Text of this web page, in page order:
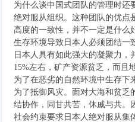
为什么谈中国式团队的管理时还
绝对服从组织。这种团队的优点
高度的一致性，并不一定是什么
生存环境导致日本人必须团结一
日本人具有如此强大的凝聚力
15%左右，矿产资源贫乏，而且
为了在恶劣的自然环境中生存下
为了抵御风灾。面对大海和贫乏
结协作，同甘共苦，休戚与共。
社会约束要求日本人绝对服从集